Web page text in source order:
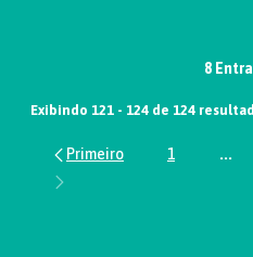
8
Exibindo 121 - 124 de 124
Página
1 ...